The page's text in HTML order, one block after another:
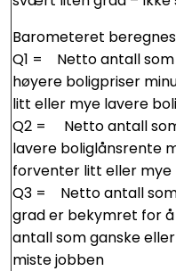
Barometeret
Q1 = Netto antall
høyere boligpriser
litt eller mye lavere
Q2 = Netto antall
lavere boliglånsrente
forventer litt eller
Q3 = Netto antall
grad er bekymret for
antall som ganske
miste jobben